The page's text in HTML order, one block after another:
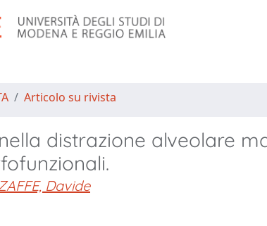
Articolo su rivista
distrazione alveolare
Davide